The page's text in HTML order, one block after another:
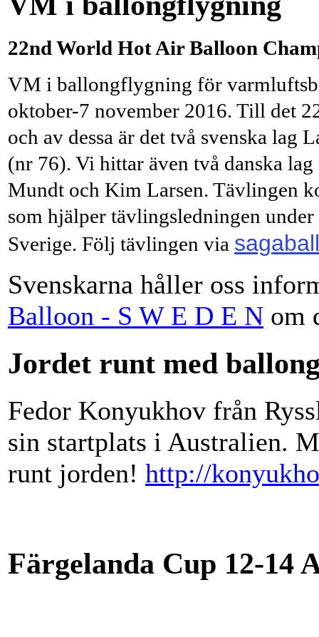
22nd World Hot Air Balloon
VM i ballongflygning för
oktober-7 november 2016. Till det
och av dessa är det två svenska lag
(nr 76). Vi hittar även två danska
Mundt och Kim Larsen. Tävlingen
som hjälper tävlingsledningen
Sverige. Följ tävlingen via
Svenskarna håller oss
Balloon - S W E D E N om
Jordet runt med
Fedor Konyukhov från
sin startplats i Australien.
runt jorden! http://
Färgelanda Cup 12-14